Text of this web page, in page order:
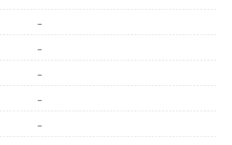
－
－
－
－
－